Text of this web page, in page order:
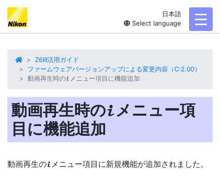
日本語
Select language
Z6III活用ガイド
ファームウェアバージョンアップによる変更内容（C:2.00）
動画再生時のi メニュー項目に機能追加
動画再生時のiメニュー項
目に機能追加
動画再生のi メニュー項目に新規機能が追加されました。